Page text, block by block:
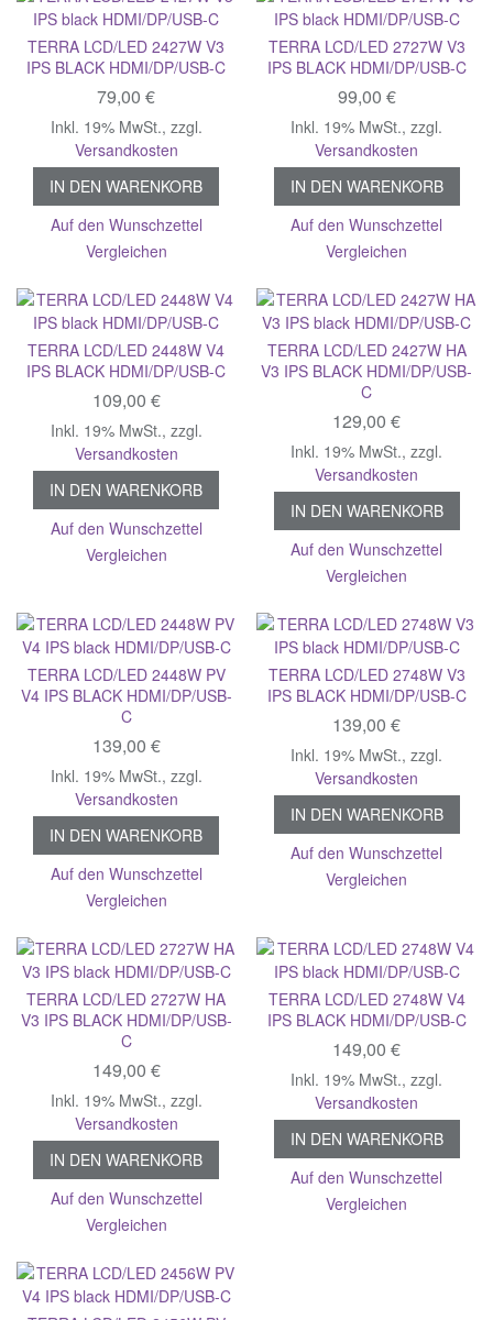
TERRA LCD/LED 2427W V3
IPS BLACK HDMI/DP/USB-C
79,00 €
Inkl. 19% MwSt., zzgl.
Versandkosten
IN DEN WARENKORB
Auf den Wunschzettel
Vergleichen
TERRA LCD/LED 2727W V3
IPS BLACK HDMI/DP/USB-C
99,00 €
Inkl. 19% MwSt.,zzgl.
Versandkosten
IN DEN WARENKORB
Auf den Wunschzettel
Vergleichen
TERRA LCD/LED 2448W V4
IPS BLACK HDMI/DP/USB-C
109,00 €
Inkl. 19% MwSt., zzgl.
Versandkosten
IN DEN WARENKORB
Auf den Wunschzettel
Vergleichen
TERRA LCD/LED 2427W HA
V3 IPS BLACK HDMI/DP/USB-
C
129,00 €
Inkl. 19% MwSt.,zzgl.
Versandkosten
IN DEN WARENKORB
Auf den Wunschzettel
Vergleichen
TERRA LCD/LED 2448W PV
V4 IPS BLACK HDMI/DP/USB-
C
139,00 €
Inkl. 19% MwSt., zzgl.
Versandkosten
IN DEN WARENKORB
Auf den Wunschzettel
Vergleichen
TERRA LCD/LED 2748W V3
IPS BLACK HDMI/DP/USB-C
139,00 €
Inkl. 19% MwSt.,zzgl.
Versandkosten
IN DEN WARENKORB
Auf den Wunschzettel
Vergleichen
TERRA LCD/LED 2727W HA
V3 IPS BLACK HDMI/DP/USB-
C
149,00 €
Inkl. 19% MwSt., zzgl.
Versandkosten
IN DEN WARENKORB
Auf den Wunschzettel
Vergleichen
TERRA LCD/LED 2748W V4
IPS BLACK HDMI/DP/USB-C
149,00 €
Inkl. 19% MwSt.,zzgl.
Versandkosten
IN DEN WARENKORB
Auf den Wunschzettel
Vergleichen